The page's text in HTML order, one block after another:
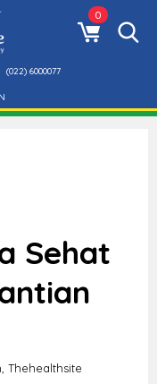
0
(022) 6000077
Sehat
Thehealthsite